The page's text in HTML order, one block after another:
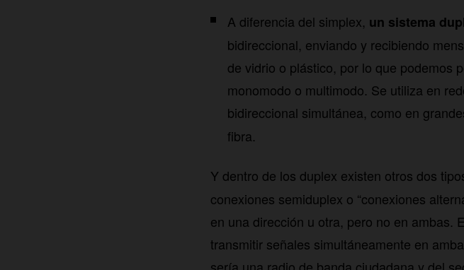
A diferencia del simplex, un sistema
bidireccional, enviando y recibiendo
de vidrio o plástico, por lo que podemos
monomodo o multimodo. Se utiliza en
bidireccional simultánea, como en
fibra.
Y dentro de los duplex existen otros dos
conexiones semiduplex o “conexiones
en una dirección u otra, pero no en ambas.
transmitir señales simultáneamente en